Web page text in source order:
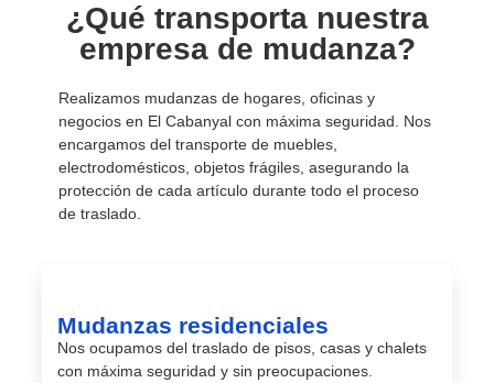
¿Qué transporta nuestra
empresa de mudanza?
Realizamos mudanzas de hogares, oficinas y
negocios en El Cabanyal con máxima seguridad. Nos
encargamos del transporte de muebles,
electrodomésticos, objetos frágiles, asegurando la
protección de cada artículo durante todo el proceso
de traslado.
Mudanzas residenciales
Nos ocupamos del traslado de pisos, casas y chalets
con máxima seguridad y sin preocupaciones.